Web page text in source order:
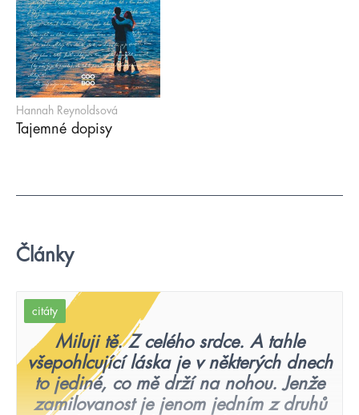
Hannah Reynoldsová
Tajemné dopisy
Články
citáty
Miluji tě. Z celého srdce. A tahle
všepohlcující láska je v některých dnech
to jediné, co mě drží na nohou. Jenže
zamilovanost je jenom jedním z druhů